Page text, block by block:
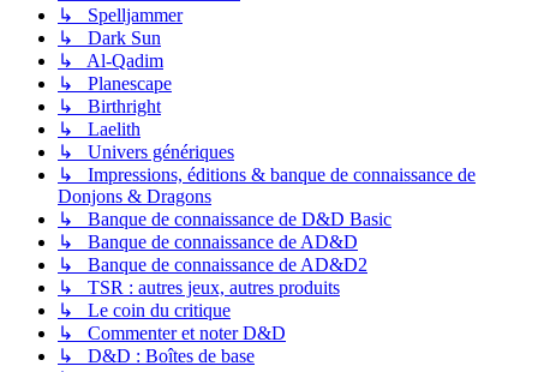
↳ Spelljammer
↳ Dark Sun
↳ Al-Qadim
↳ Planescape
↳ Birthright
↳ Laelith
↳ Univers génériques
↳ Impressions, éditions & banque de connaissance de
Donjons & Dragons
↳ Banque de connaissance de D&D Basic
↳ Banque de connaissance de AD&D
↳ Banque de connaissance de AD&D2
↳ TSR : autres jeux, autres produits
↳ Le coin du critique
↳ Commenter et noter D&D
↳ D&D : Boîtes de base